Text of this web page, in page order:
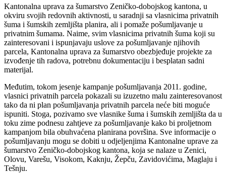
Kantonalna uprava za šumarstvo Zeničko-dobojskog kantona, u
okviru svojih redovnih aktivnosti, u saradnji sa vlasnicima privatnih
šuma i šumskih zemljišta planira, ali i pomaže pošumljavanje u
privatnim šumama. Naime, svim vlasnicima privatnih šuma koji su
zainteresovani i ispunjavaju uslove za pošumljavanje njihovih
parcela, Kantonalna uprava za šumarstvo obezbjeđuje projekte za
izvođenje tih radova, potrebnu dokumentaciju i besplatan sadni
materijal.
Međutim, tokom jesenje kampanje pošumljavanja 2011. godine,
vlasnici privatnih parcela pokazali su izuzetno malu zainteresovanost
tako da ni plan pošumljavanja privatnih parcela neće biti moguće
ispuniti. Stoga, pozivamo sve vlasnike šuma i šumskih zemljišta da u
toku zime podnesu zahtjeve za pošumljavanje kako bi proljetnom
kampanjom bila obuhvaćena planirana površina. Sve informacije o
pošumljavanju mogu se dobiti u odjeljenjima Kantonalne uprave za
šumarstvo Zeničko-dobojskog kantona, koja se nalaze u Zenici,
Olovu, Varešu, Visokom, Kaknju, Žepču, Zavidovićima, Maglaju i
Tešnju.